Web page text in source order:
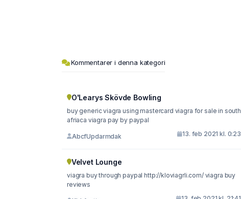
Kommentarer i denna kategori
O'Learys Skövde Bowling
buy generic viagra using mastercard viagra for sale in south
afriaca viagra pay by paypal
AbcfUpdarmdak 13. feb 2021 kl. 0:23
Velvet Lounge
viagra buy through paypal http://kloviagrli.com/ viagra buy
reviews